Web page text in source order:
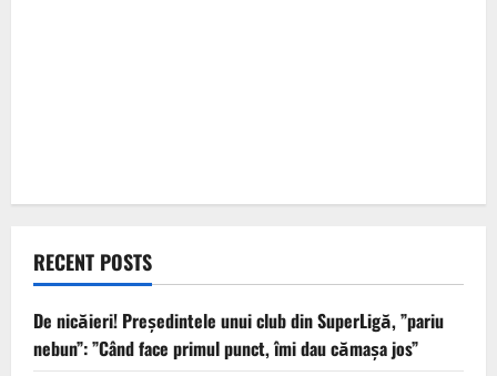
RECENT POSTS
De nicăieri! Președintele unui club din SuperLigă, ”pariu
nebun”: ”Când face primul punct, îmi dau cămașa jos”